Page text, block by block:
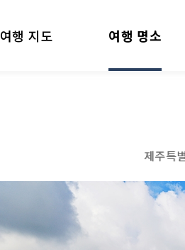
여행 지도 여행 명소
제주특